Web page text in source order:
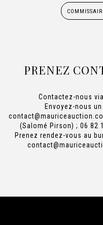
PRENEZ
Contactez-nous
Envoyez-nous
(Salomé Pirson) ; 06 82
Prenez rendez-vous au